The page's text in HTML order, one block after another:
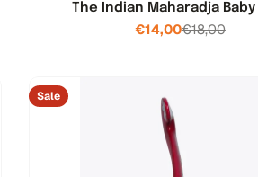
The Indian Maharadja Baby
Verkoopprijs
€14,00Normale
€18,00
Sale